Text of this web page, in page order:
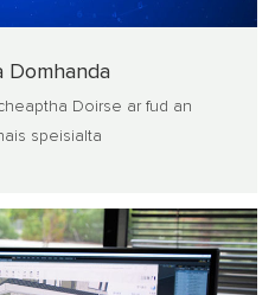
Domhanda
Doirse ar fud an
speisialta